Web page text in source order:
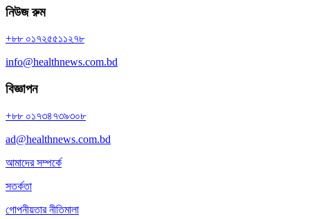
নিউজ রুম
+৮৮ ০১৭২৫৫১১২৭৮
info@healthnews.com.bd
বিজ্ঞাপন
+৮৮ ০১৭৩৪৭৩৯৩০৮
ad@healthnews.com.bd
আমাদের সম্পর্কে
সতর্কতা
গোপনীয়তার নীতিমালা